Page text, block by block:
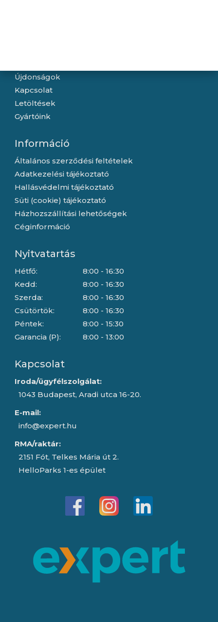
Újdonságok
Kapcsolat
Letöltések
Gyártóink
Információ
Általános szerződési feltételek
Adatkezelési tájékoztató
Hallásvédelmi tájékoztató
Süti (cookie) tájékoztató
Házhozszállítási lehetőségek
Céginformáció
Nyitvatartás
Hétfő:
Kedd:
Szerda:
Csütörtök:
Péntek:
Garancia (P):
8:00 - 16:30
8:00 - 16:30
8:00 - 16:30
8:00 - 16:30
8:00 - 15:30
8:00 - 13:00
Kapcsolat
Iroda/ügyfélszolgálat:
1043 Budapest, Aradi utca 16-20.
E-mail:
info@expert.hu
RMA/raktár:
2151 Fót, Telkes Mária út 2.
HelloParks 1-es épület